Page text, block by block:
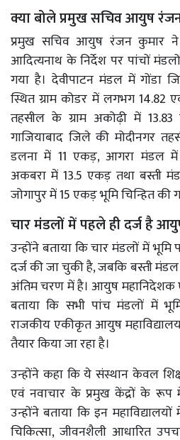
क्या बोले प्रमुख सचिव आयुष
प्रमुख सचिव आयुष रंजन कुमार ने
आदित्यनाथ के निर्देश पर पांचों
गया है। देवीपाटन मंडल में गोंडा
स्थित ग्राम कोडर में लगभग 14.82
तहसील के ग्राम अकोढ़ी में
गाजियाबाद जिले की मोदीनगर
डलना में 11 एकड़, आगरा मंडल में
अकबरा में 13.5 एकड़ तथा बस्ती
जोगापुर में 15 एकड़ भूमि चिन्हित की
चार मंडलों में पहले ही दर्ज है
उन्होंने बताया कि चार मंडलों में
दर्ज की जा चुकी है, जबकि बस्ती मंडल
अंतिम चरण में है। आयुष महानिदेशक
बताया कि सभी पांच मंडलों में
राजकीय एकीकृत आयुष
तैयार किया जा रहा है।
उन्होंने कहा कि ये संस्थान केवल
एवं नवाचार के प्रमुख केंद्रों के रूप
उन्होंने बताया कि इन
चिकित्सा, जीवनशैली आधारित